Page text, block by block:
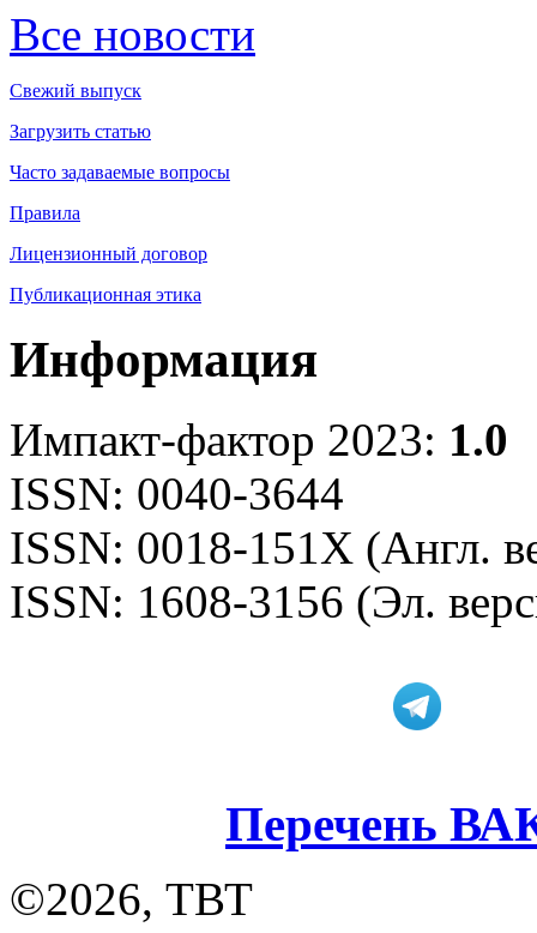
Все новости
Свежий выпуск
Загрузить статью
Часто задаваемые вопросы
Правила
Лицензионный договор
Публикационная этика
Информация
Импакт-фактор 2023: 1.0
ISSN: 0040-3644
ISSN: 0018-151X (Англ.
ISSN: 1608-3156 (Эл.
Перечень
©2026, ТВТ